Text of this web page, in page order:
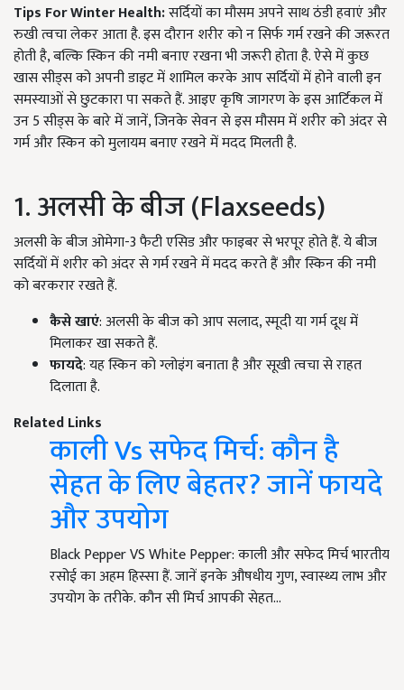
Tips For Winter Health:सर्दियों का मौसम अपने साथ ठंडी हवाएं और
रुखी त्वचा लेकर आता है. इस दौरान शरीर को न सिर्फ गर्म रखने की जरूरत
होती है, बल्कि स्किन की नमी बनाए रखना भी जरूरी होता है. ऐसे में कुछ
खास सीड्स को अपनी डाइट में शामिल करके आप सर्दियों में होने वाली इन
समस्याओं से छुटकारा पा सकते हैं. आइए कृषि जागरण के इस आर्टिकल में
उन 5 सीड्स के बारे में जानें, जिनके सेवन से इस मौसम में शरीर को अंदर से
गर्म और स्किन को मुलायम बनाए रखने में मदद मिलती है.
1. अलसी के बीज (Flaxseeds)
अलसी के बीज ओमेगा-3 फैटी एसिड और फाइबर से भरपूर होते हैं. ये बीज
सर्दियों में शरीर को अंदर से गर्म रखने में मदद करते हैं और स्किन की नमी
को बरकरार रखते हैं.
कैसे खाएं: अलसी के बीज को आप सलाद, स्मूदी या गर्म दूध में
मिलाकर खा सकते हैं.
फायदे: यह स्किन को ग्लोइंग बनाता है और सूखी त्वचा से राहत
दिलाता है.
Related Links
काली Vs सफेद मिर्च: कौन है
सेहत के लिए बेहतर? जानें फायदे
और उपयोग
Black Pepper VS White Pepper: काली और सफेद मिर्च भारतीय
रसोई का अहम हिस्सा हैं. जानें इनके औषधीय गुण, स्वास्थ्य लाभ और
उपयोग के तरीके. कौन सी मिर्च आपकी सेहत…